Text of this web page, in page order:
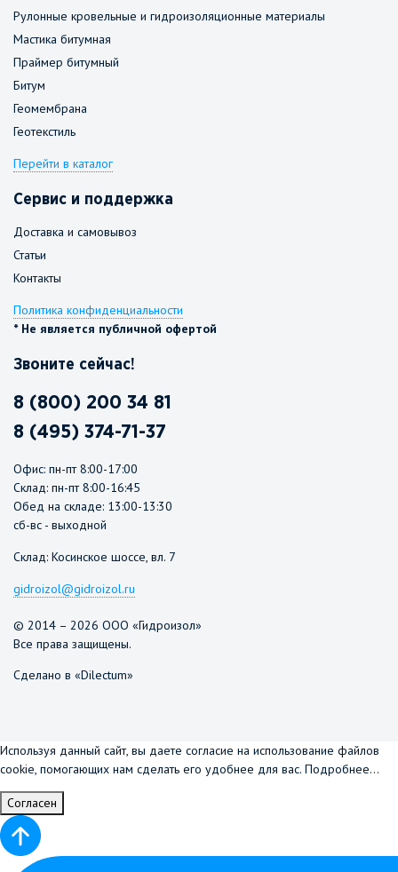
Рулонные кровельные и гидроизоляционные материалы
Мастика битумная
Праймер битумный
Битум
Геомембрана
Геотекстиль
Перейти в каталог
Сервис и поддержка
Доставка и самовывоз
Статьи
Контакты
Политика конфиденциальности
* Не является публичной офертой
Звоните сейчас!
8 (800) 200 34 81
8 (495) 374-71-37
Офис: пн-пт 8:00-17:00
Склад: пн-пт 8:00-16:45
Обед на складе: 13:00-13:30
сб-вс - выходной
Склад: Косинское шоссе, вл. 7
gidroizol@gidroizol.ru
© 2014 – 2026 ООО «Гидроизол»
Все права защищены.
Сделано в «Dilectum»
Используя данный сайт, вы даете согласие на использование файлов
cookie, помогающих нам сделать его удобнее для вас. Подробнее...
Согласен